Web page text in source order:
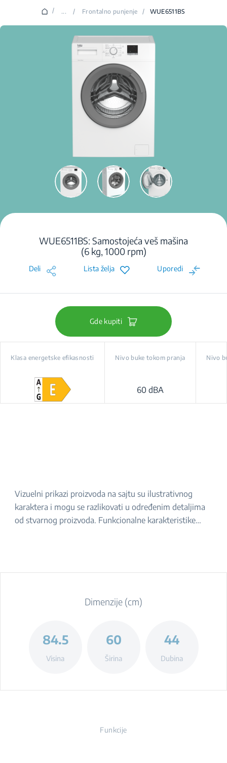
/ ... / Frontalno punjenje / WUE6511BS
WUE6511BS: Samostojeća veš mašina
(6 kg, 1000 rpm)
Deli Lista želja Uporedi
Gde kupiti
Klasa energetske efikasnosti Nivo buke tokom pranja
60 dBA
Nivo
Vizuelni prikazi proizvoda na sajtu su ilustrativnog
karaktera i mogu se razlikovati u određenim detaljima
od stvarnog proizvoda. Funkcionalne karakteristike
Dimenzije (cm)
84.5
Visina
60
Širina
44
Dubina
Funkcije